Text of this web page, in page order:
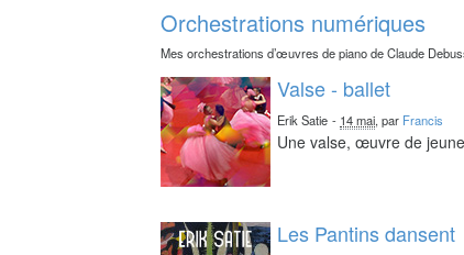
Orchestrations numériques
Mes orchestrations d’œuvres de piano de Claude
Valse - ballet
Erik Satie - 14 mai, par Francis
Une valse, œuvre de
Les Pantins dansent